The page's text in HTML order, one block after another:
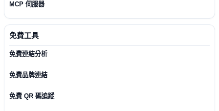
MCP 伺服器
免費工具
免費連結分析
免費品牌連結
免費 QR 碼追蹤